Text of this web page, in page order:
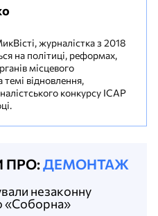
журналістка з 2018
на політиці, реформах,
місцевого
відновлення,
конкурсу ІСАР
ПРО:ДЕМОНТАЖ
незаконну
«Соборна»